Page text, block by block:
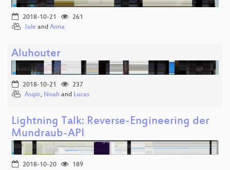
2018-10-21
261
Jule and Anna
Aluhouter
2018-10-21
237
Asqiir, Noah and Lucas
Lightning Talk: Reverse-Engineering der
Mundraub-API
2018-10-20
189